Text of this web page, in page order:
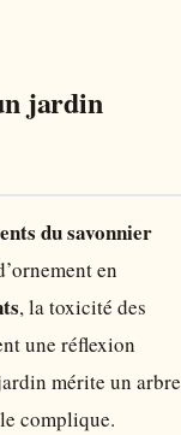
jardin
du savonnier
en
, la toxicité des
une réflexion
mérite un arbre
complique.